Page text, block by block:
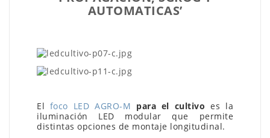
AUTOMATICAS’
El foco LED AGRO-M para el cultivo es la
iluminación LED modular que permite
distintas opciones de montaje longitudinal.